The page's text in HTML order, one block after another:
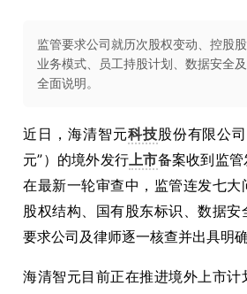
监管要求公司就历次股权变动、控股
业务模式、员工持股计划、数据安全
全面说明。
近日，海清智元科技股份有限公
元”）的境外发行上市备案收到监管
在最新一轮审查中，监管连发七大
股权结构、国有股东标识、数据安
要求公司及律师逐一核查并出具明确
海清智元目前正在推进境外上市